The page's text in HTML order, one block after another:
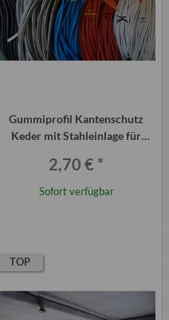
Gummiprofil Kantenschutz
Keder mit Stahleinlage für
2,70 € *
Sofort verfügbar
TOP